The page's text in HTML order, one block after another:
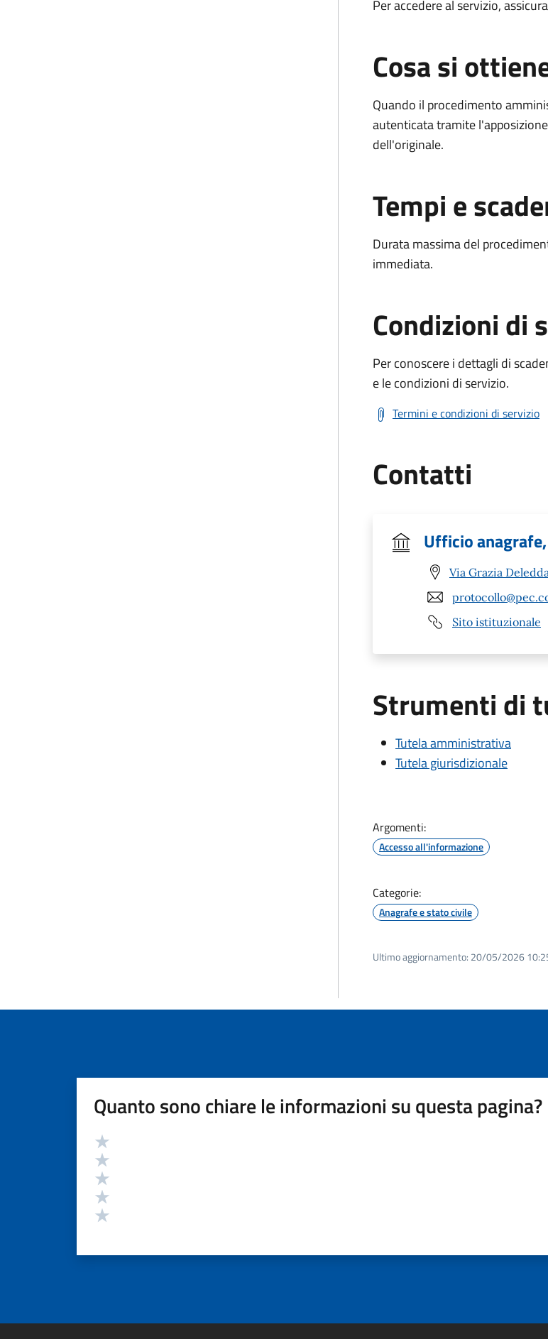
Per accedere al servizio,
Cosa si
Quando il procedimento
autenticata tramite
dell'originale.
Tempi e
Durata massima del
immediata.
Condizioni di
Per conoscere i dettagli di
e le condizioni di servizio.
Termini e condizioni di servizio
Contatti
Ufficio
Via Grazia
Sito istituzionale
Strumenti di
Tutela amministrativa
Tutela giurisdizionale
Argomenti:
Accesso all'informazione
Categorie:
Anagrafe e stato civile
Ultimo aggiornamento: 20/05/2026
Quanto sono chiare le informazioni su questa pagina?
Valutazione